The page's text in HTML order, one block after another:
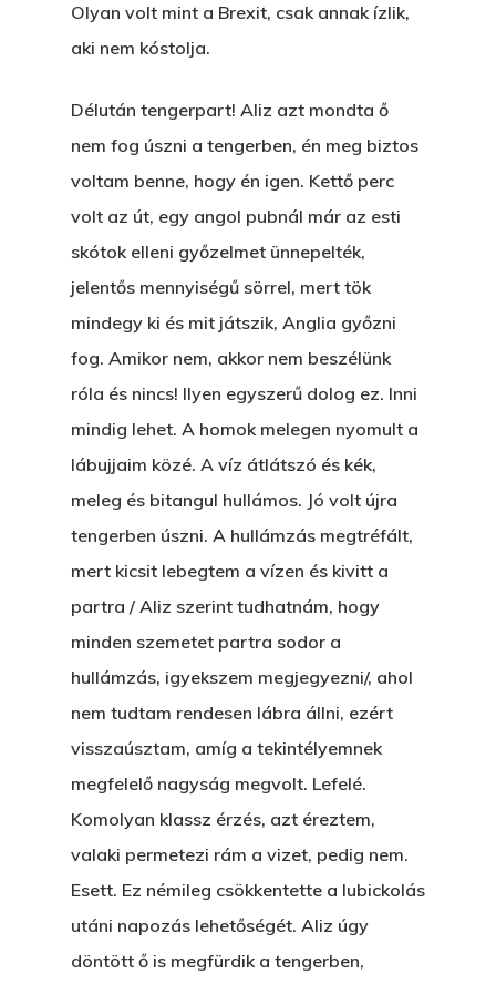
Olyan volt mint a Brexit, csak annak ízlik,
aki nem kóstolja.
Délután tengerpart! Aliz azt mondta ő
nem fog úszni a tengerben, én meg biztos
voltam benne, hogy én igen. Kettő perc
volt az út, egy angol pubnál már az esti
skótok elleni győzelmet ünnepelték,
jelentős mennyiségű sörrel, mert tök
mindegy ki és mit játszik, Anglia győzni
fog. Amikor nem, akkor nem beszélünk
róla és nincs! Ilyen egyszerű dolog ez. Inni
mindig lehet. A homok melegen nyomult a
lábujjaim közé. A víz átlátszó és kék,
meleg és bitangul hullámos. Jó volt újra
tengerben úszni. A hullámzás megtréfált,
mert kicsit lebegtem a vízen és kivitt a
partra / Aliz szerint tudhatnám, hogy
minden szemetet partra sodor a
hullámzás, igyekszem megjegyezni/, ahol
nem tudtam rendesen lábra állni, ezért
visszaúsztam, amíg a tekintélyemnek
megfelelő nagyság megvolt. Lefelé.
Komolyan klassz érzés, azt éreztem,
valaki permetezi rám a vizet, pedig nem.
Esett. Ez némileg csökkentette a lubickolás
utáni napozás lehetőségét. Aliz úgy
döntött ő is megfürdik a tengerben,